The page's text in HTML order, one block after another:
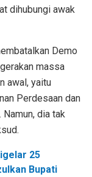
dihubungi awak
Demo
massa
awal, yaitu
Perdesaan dan
dia tak
25
Bupati